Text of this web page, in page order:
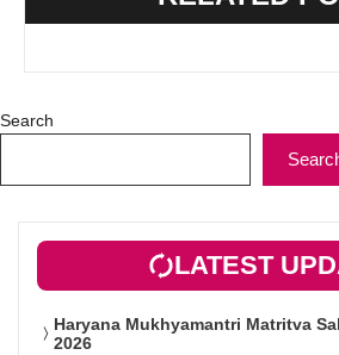
Search
LATEST
Haryana Mukhyamantri Matritva
2026